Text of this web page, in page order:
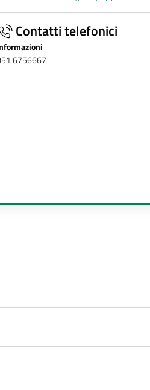
Contatti telefonici
6756667